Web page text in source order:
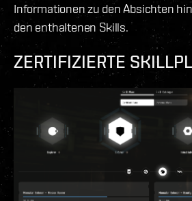
Informationen zu den Absichten
den enthaltenen Skills.
ZERTIFIZIERTE